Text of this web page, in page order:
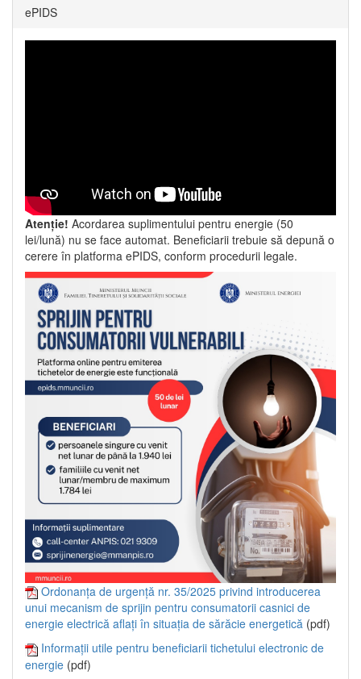
ePIDS
Atenție! Acordarea suplimentului pentru energie (50
lei/lună) nu se face automat. Beneficiarii trebuie să depună o
cerere în platforma ePIDS, conform procedurii legale.
Ordonanța de urgență nr. 35/2025 privind introducerea
unui mecanism de sprijin pentru consumatorii casnici de
energie electrică aflați în situația de sărăcie energetică (pdf)
Informații utile pentru beneficiarii tichetului electronic de
energie (pdf)